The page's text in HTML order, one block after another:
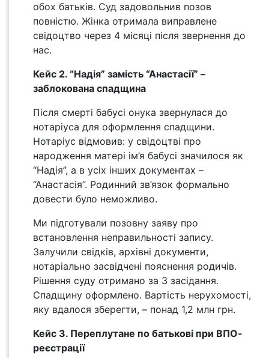
обох батьків. Суд задовольнив позов
повністю. Жінка отримала виправлене
свідоцтво через 4 місяці після звернення до
нас.
Кейс 2. “Надія” замість “Анастасії” –
заблокована спадщина
Після смерті бабусі онука звернулася до
нотаріуса для оформлення спадщини.
Нотаріус відмовив: у свідоцтві про
народження матері ім’я бабусі значилося як
“Надія”, а в усіх інших документах –
“Анастасія”. Родинний зв’язок формально
довести було неможливо.
Ми підготували позовну заяву про
встановлення неправильності запису.
Залучили свідків, архівні документи,
нотаріально засвідчені пояснення родичів.
Рішення суду отримано за 3 засідання.
Спадщину оформлено. Вартість нерухомості,
яку вдалося зберегти, – понад 1,2 млн грн.
Кейс 3. Переплутане по батькові при ВПО-
реєстрації